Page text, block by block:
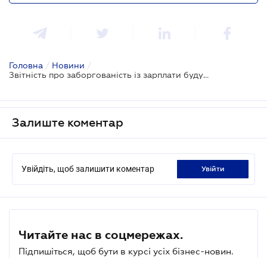
Головна / Новини /
Звітність про заборгованість із зарплати будуть подавати тільки роботодавці, які її мають - проєкт
Залиште коментар
Увійдіть, щоб залишити коментар увійти
Читайте нас в соцмережах.
Підпишіться, щоб бути в курсі усіх бізнес-новин.